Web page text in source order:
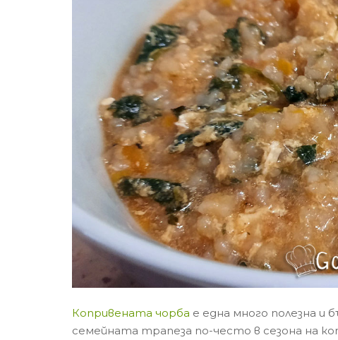
Копривената чорба е една много полезна и
семейната трапеза по-често в сезона на